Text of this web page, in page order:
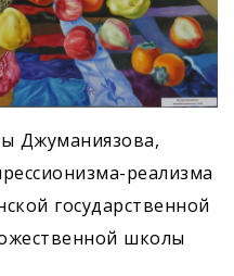
Джуманиязова,
реализма
государственной
школы